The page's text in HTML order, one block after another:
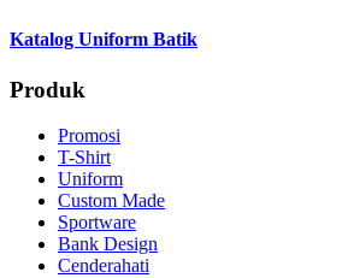
Katalog Uniform Batik
Produk
Promosi
T-Shirt
Uniform
Custom Made
Sportware
Bank Design
Cenderahati